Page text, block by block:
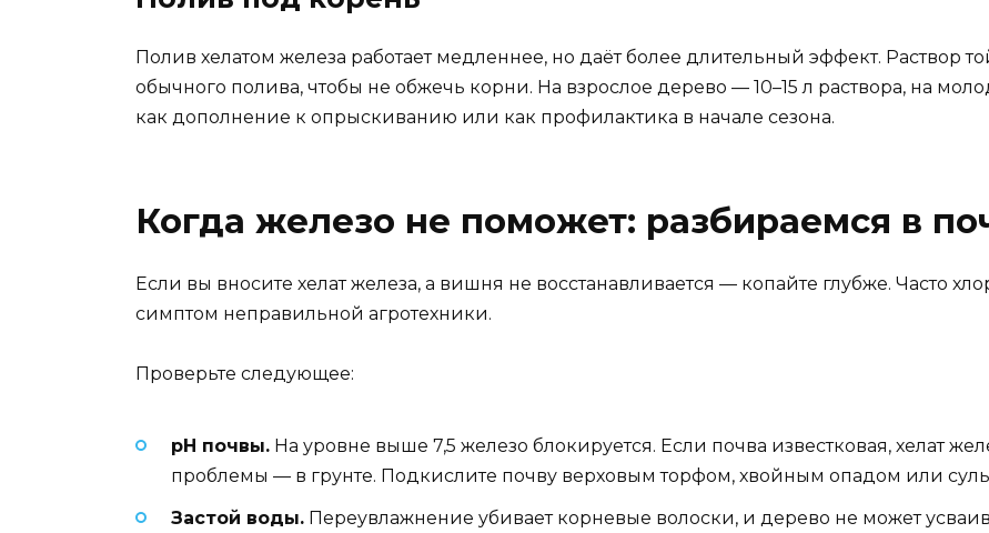
Полив хелатом железа работает медленнее, но даёт более длительный эффект. Раствор
обычного полива, чтобы не обжечь корни. На взрослое дерево — 10–15 л раствора, на
как дополнение к опрыскиванию или как профилактика в начале сезона.
Когда железо не поможет: разбираемся в
Если вы вносите хелат железа, а вишня не восстанавливается — копайте глубже. Часто
симптом неправильной агротехники.
Проверьте следующее:
pH почвы. На уровне выше 7,5 железо блокируется. Если почва известковая, хелат
проблемы — в грунте. Подкислите почву верховым торфом, хвойным опадом или
Застой воды. Переувлажнение убивает корневые волоски, и дерево не может